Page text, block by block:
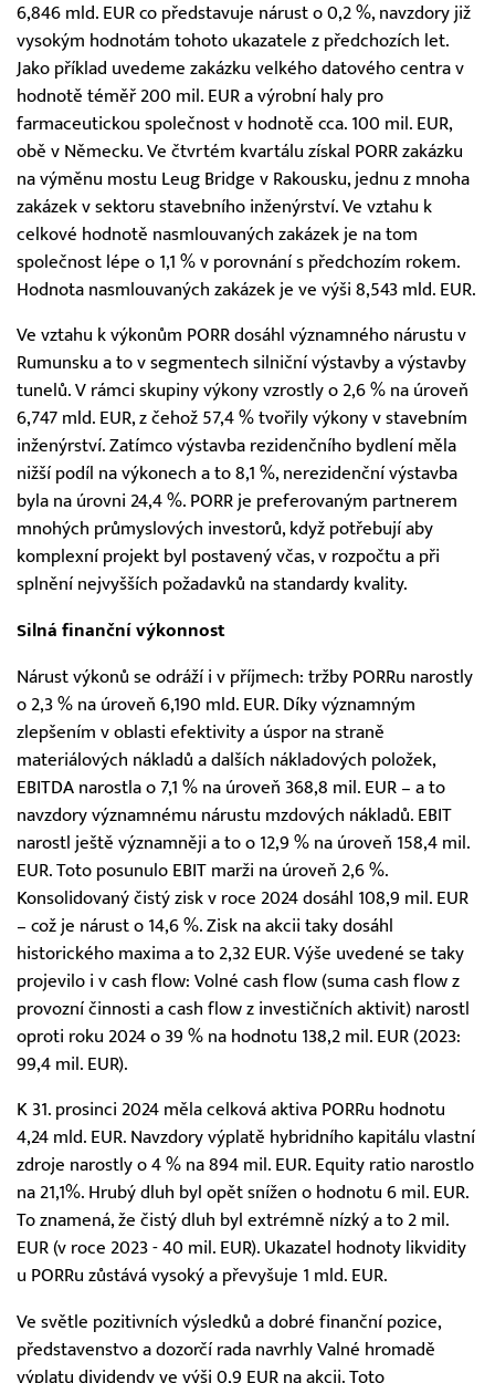
6,846 mld. EUR co představuje nárust o 0,2 %, navzdory již
vysokým hodnotám tohoto ukazatele z předchozích let.
Jako příklad uvedeme zakázku velkého datového centra v
hodnotě téměř 200 mil. EUR a výrobní haly pro
farmaceutickou společnost v hodnotě cca. 100 mil. EUR,
obě v Německu. Ve čtvrtém kvartálu získal PORR zakázku
na výměnu mostu Leug Bridge v Rakousku, jednu z mnoha
zakázek v sektoru stavebního inženýrství. Ve vztahu k
celkové hodnotě nasmlouvaných zakázek je na tom
společnost lépe o 1,1 % v porovnání s předchozím rokem.
Hodnota nasmlouvaných zakázek je ve výši 8,543 mld. EUR.
Ve vztahu k výkonům PORR dosáhl významného nárustu v
Rumunsku a to v segmentech silniční výstavby a výstavby
tunelů. V rámci skupiny výkony vzrostly o 2,6 % na úroveň
6,747 mld. EUR, z čehož 57,4 % tvořily výkony v stavebním
inženýrství. Zatímco výstavba rezidenčního bydlení měla
nižší podíl na výkonech a to 8,1 %, nerezidenční výstavba
byla na úrovni 24,4 %. PORR je preferovaným partnerem
mnohých průmyslových investorů, když potřebují aby
komplexní projekt byl postavený včas, v rozpočtu a při
splnění nejvyšších požadavků na standardy kvality.
Silná finanční výkonnost
Nárust výkonů se odráží i v příjmech: tržby PORRu narostly
o 2,3 % na úroveň 6,190 mld. EUR. Díky významným
zlepšením v oblasti efektivity a úspor na straně
materiálových nákladů a dalších nákladových položek,
EBITDA narostla o 7,1 % na úroveň 368,8 mil. EUR – a to
navzdory významnému nárustu mzdových nákladů. EBIT
narostl ještě významněji a to o 12,9 % na úroveň 158,4 mil.
EUR. Toto posunulo EBIT marži na úroveň 2,6 %.
Konsolidovaný čistý zisk v roce 2024 dosáhl 108,9 mil. EUR
– což je nárust o 14,6 %. Zisk na akcii taky dosáhl
historického maxima a to 2,32 EUR. Výše uvedené se taky
projevilo i v cash flow: Volné cash flow (suma cash flow z
provozní činnosti a cash flow z investičních aktivit) narostl
oproti roku 2024 o 39 % na hodnotu 138,2 mil. EUR (2023:
99,4 mil. EUR).
K 31. prosinci 2024 měla celková aktiva PORRu hodnotu
4,24 mld. EUR. Navzdory výplatě hybridního kapitálu vlastní
zdroje narostly o 4 % na 894 mil. EUR. Equity ratio narostlo
na 21,1%. Hrubý dluh byl opět snížen o hodnotu 6 mil. EUR.
To znamená, že čistý dluh byl extrémně nízký a to 2 mil.
EUR (v roce 2023 - 40 mil. EUR). Ukazatel hodnoty likvidity
u PORRu zůstává vysoký a převyšuje 1 mld. EUR.
Ve světle pozitivních výsledků a dobré finanční pozice,
představenstvo a dozorčí rada navrhly Valné hromadě
výplatu dividendy ve výši 0,9 EUR na akcii. Toto